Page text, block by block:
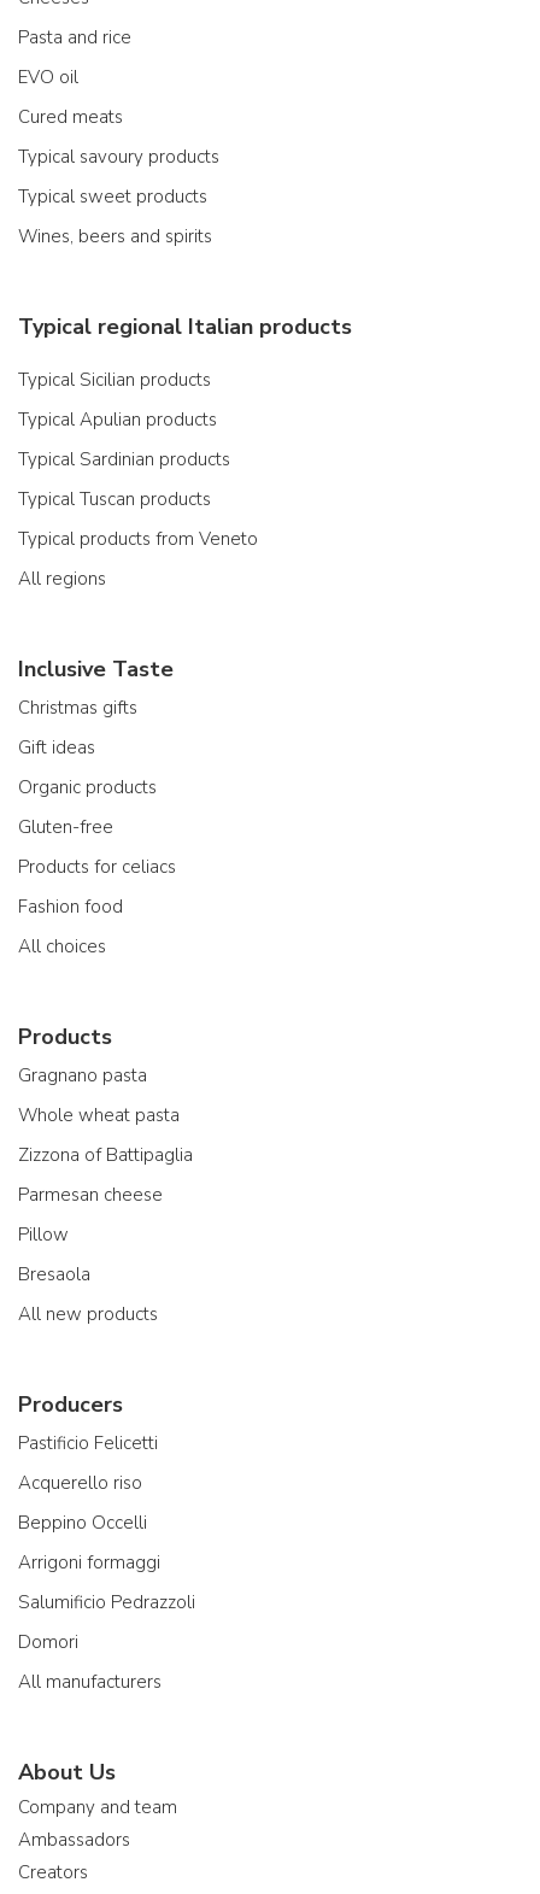
Pasta and rice
EVO oil
Cured meats
Typical savoury products
Typical sweet products
Wines, beers and spirits
Typical regional Italian products
Typical Sicilian products
Typical Apulian products
Typical Sardinian products
Typical Tuscan products
Typical products from Veneto
All regions
Inclusive Taste
Christmas gifts
Gift ideas
Organic products
Gluten-free
Products for celiacs
Fashion food
All choices
Products
Gragnano pasta
Whole wheat pasta
Zizzona of Battipaglia
Parmesan cheese
Pillow
Bresaola
All new products
Producers
Pastificio Felicetti
Acquerello riso
Beppino Occelli
Arrigoni formaggi
Salumificio Pedrazzoli
Domori
All manufacturers
About Us
Company and team
Ambassadors
Creators